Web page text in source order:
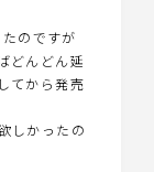
のですが
どんどん延
てから発売
しかったの